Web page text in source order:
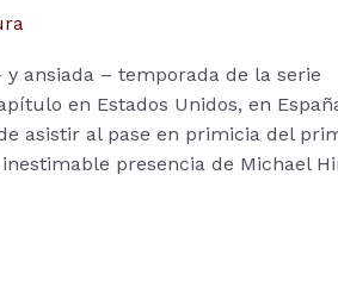
ansiada – temporada de la serie
en Estados Unidos, en
asistir al pase en primicia del
presencia de Michael